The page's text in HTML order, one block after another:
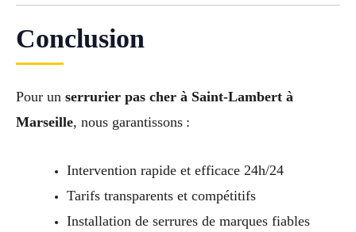
Conclusion
Pour un serrurier pas cher à Saint-Lambert à
Marseille, nous garantissons :
Intervention rapide et efficace 24h/24
Tarifs transparents et compétitifs
Installation de serrures de marques fiables